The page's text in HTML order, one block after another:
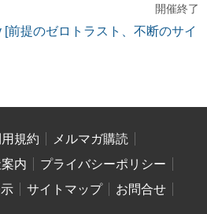
開催終了
[前提のゼロトラスト、不断のサイ
規約
メルマガ購読
内
プライバシーポリシー
サイトマップ
お問合せ